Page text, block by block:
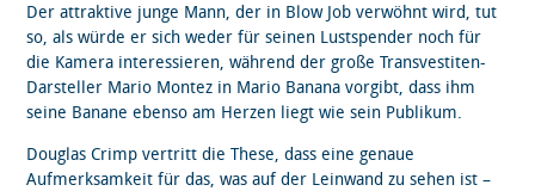
Der attraktive junge Mann, der in Blow Job verwöhnt wird, tut
so, als würde er sich weder für seinen Lustspender noch für
die Kamera interessieren, während der große Transvestiten-
Darsteller Mario Montez in Mario Banana vorgibt, dass ihm
seine Banane ebenso am Herzen liegt wie sein Publikum.
Douglas Crimp vertritt die These, dass eine genaue
Aufmerksamkeit für das, was auf der Leinwand zu sehen ist –